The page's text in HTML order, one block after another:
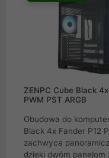
ZENPC Cube Black
PWM PST ARGB
Obudowa do
Black 4x Fander P12
zachwyca
dzięki dwóm panelom